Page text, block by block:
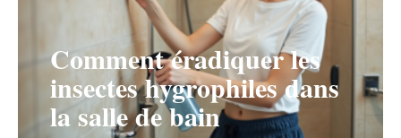
Comment éradiquer les
insectes hygrophiles dans
la salle de bain